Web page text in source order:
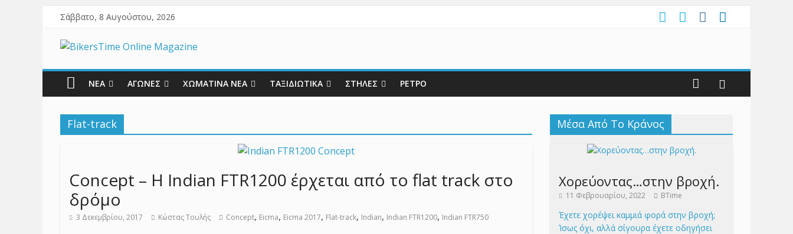
Σάββατο, 8 Αυγούστου, 2026
ΝΕΑ ΑΓΩΝΕΣ ΧΩΜΑΤΙΝΑ ΝΕΑ ΤΑΞΙΔΙΩΤΙΚΑ ΣΤΗΛΕΣ ΡΕΤΡΟ
Flat-track
Concept – Η Indian FTR1200 έρχεται από το flat track στο
δρόμο
3 Δεκεμβρίου, 2017 Κώστας Τουλής Concept, Eicma, Eicma 2017, Flat-track, Indian, Indian FTR1200, Indian FTR750
Μέσα Από Το Κράνος
Χορεύοντας…στην βροχή.
11 Φεβρουαρίου, 2022 BTime
Έχετε χορέψει καμμιά φορά στην βροχή;
Ίσως όχι, αλλά σίγουρα έχετε οδηγήσει